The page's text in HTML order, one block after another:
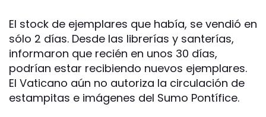
El stock de ejemplares que había, se vendió en
sólo 2 días. Desde las librerías y santerías,
informaron que recién en unos 30 días,
podrían estar recibiendo nuevos ejemplares.
El Vaticano aún no autoriza la circulación de
estampitas e imágenes del Sumo Pontífice.